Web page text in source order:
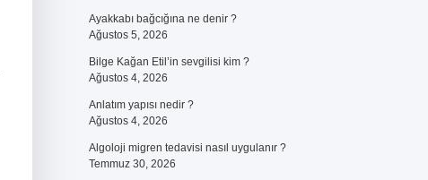
Ayakkabı bağcığına ne denir ?
Ağustos 5, 2026
Bilge Kağan Etil’in sevgilisi kim ?
Ağustos 4, 2026
Anlatım yapısı nedir ?
Ağustos 4, 2026
Algoloji migren tedavisi nasıl uygulanır ?
Temmuz 30, 2026